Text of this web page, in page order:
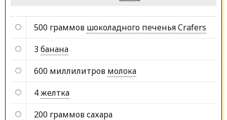
500 граммов шоколадного печенья Crafers
3 банана
600 миллилитров молока
4желтка
200 граммовсахара